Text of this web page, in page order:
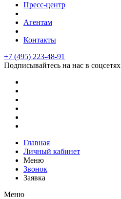
Пресс-центр
Агентам
Контакты
+7 (495) 223-48-91
Подписывайтесь на нас в соцсетях
Главная
Личный кабинет
Меню
Звонок
Заявка
Меню